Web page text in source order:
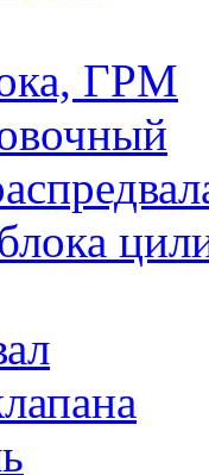
ГРМ